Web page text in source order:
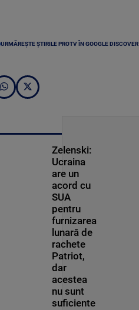
URMĂREȘTE ȘTIRILE PROTV ÎN GOOGLE DISCOVER
Zelenski:
Ucraina
are un
acord cu
SUA
pentru
furnizarea
lunară de
rachete
Patriot,
dar
acestea
nu sunt
suficiente